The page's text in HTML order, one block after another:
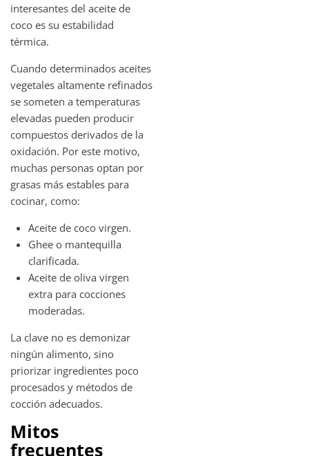
interesantes del aceite de
coco es su estabilidad
térmica.
Cuando determinados aceites
vegetales altamente refinados
se someten a temperaturas
elevadas pueden producir
compuestos derivados de la
oxidación. Por este motivo,
muchas personas optan por
grasas más estables para
cocinar, como:
Aceite de coco virgen.
Ghee o mantequilla
clarificada.
Aceite de oliva virgen
extra para cocciones
moderadas.
La clave no es demonizar
ningún alimento, sino
priorizar ingredientes poco
procesados y métodos de
cocción adecuados.
Mitos
frecuentes